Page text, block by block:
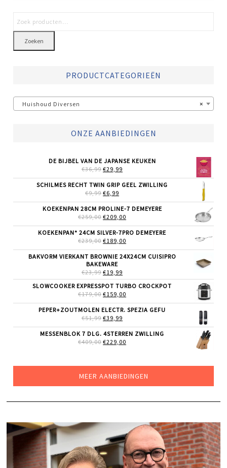
Zoeken
PRODUCTCATEGORIEËN
×
Huishoud Diversen
ONZE AANBIEDINGEN
DE BIJBEL VAN DE JAPANSE KEUKEN
€36,99 OORSPRONKELIJKE
WAS:
€36,99.
€29,99
IS:
SCHILMES RECHT TWIN GRIP GEEL ZWILLING
€9,99 OORSPRONKELIJKE
WAS:
€9,99.
€6,99
IS:
€6,99.
KOEKENPAN 28CM PROLINE-7 DEMEYERE
€259,00 OORSPRONKELIJKE
WAS:
€259,00.
€209,00
IS:
KOEKENPAN* 24CM SILVER-7PRO DEMEYERE
€239,00 OORSPRONKELIJKE
WAS:
€239,00.
€189,00
IS:
BAKVORM VIERKANT BROWNIE 24X24CM CUISIPRO
BAKEWARE
€23,99 OORSPRONKELIJKE
PRIJS
WAS:
€23,99.
€19,99
PRIJS
IS:
€19,99.
SLOWCOOKER EXPRESSPOT TURBO CROCKPOT
€179,00 OORSPRONKELIJKE
WAS:
€179,00.
€159,00
IS:
PEPER+ZOUTMOLEN ELECTR. SPEZIA GEFU
€51,99 OORSPRONKELIJKE
WAS:
€51,99.
€39,99
IS:
€39,99.
MESSENBLOK 7 DLG. 4STERREN ZWILLING
€409,00 OORSPRONKELIJKE
€229,00
MEER AANBIEDINGEN